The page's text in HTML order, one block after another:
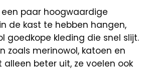
paar hoogwaardige
de kast te hebben hangen,
goedkope kleding die snel slijt.
zoals merinowol, katoen en
alleen beter uit, ze voelen ook